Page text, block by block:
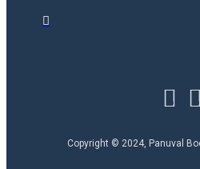
Copyright © 2024, Panuval